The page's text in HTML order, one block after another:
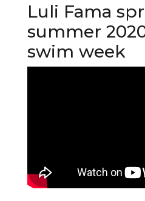
Luli Fama
summer
swim week